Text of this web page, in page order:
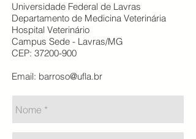
Universidade Federal de Lavras
Departamento de Medicina Veterinária
Hospital Veterinário
Campus Sede - Lavras/MG
CEP: 37200-900
Email: barroso@ufla.br